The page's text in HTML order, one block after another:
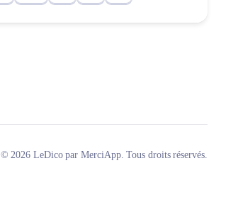
© 2026 LeDico par MerciApp. Tous droits réservés.